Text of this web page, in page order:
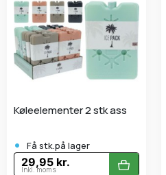
Køleelementer 2 stk ass
• Få stk.på lager
29,95 kr.
Inkl. moms